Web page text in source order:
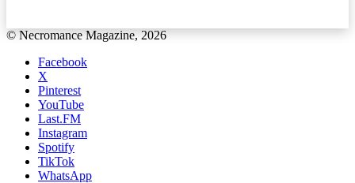
© Necromance Magazine, 2026
Facebook
X
Pinterest
YouTube
Last.FM
Instagram
Spotify
TikTok
WhatsApp